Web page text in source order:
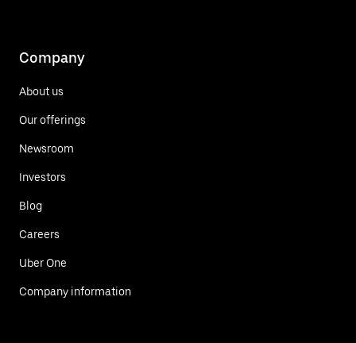
Company
About us
Our offerings
Newsroom
Investors
Blog
Careers
Uber One
Company information